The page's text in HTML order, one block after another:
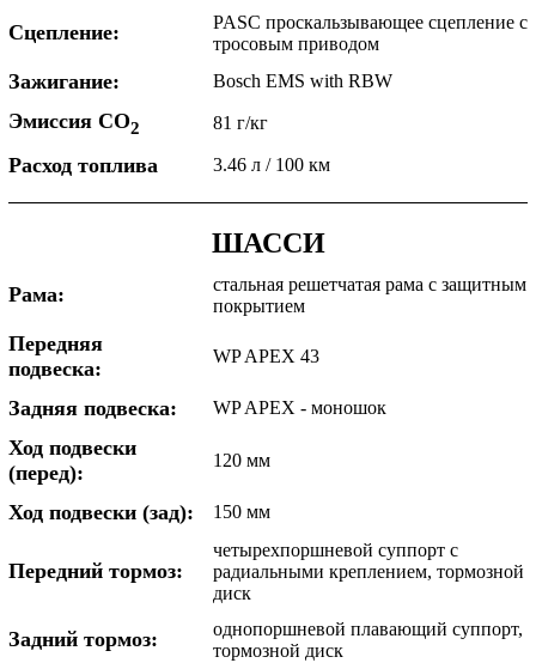
Сцепление:
PASC проскальзывающее сцепление с
тросовым приводом
Зажигание: Bosch EMS with RBW
Эмиссия CO2 81 г/кг
Расход топлива 3.46 л / 100 км
ШАССИ
Рама:
стальная решетчатая рама с защитным
покрытием
Передняя
подвеска:
WP APEX 43
Задняя подвеска: WP APEX - моношок
Ход подвески
(перед):
120 мм
Ход подвески (зад): 150 мм
Передний тормоз:
четырехпоршневой суппорт с
радиальными креплением, тормозной
диск
Задний тормоз:
однопоршневой плавающий суппорт,
тормозной диск